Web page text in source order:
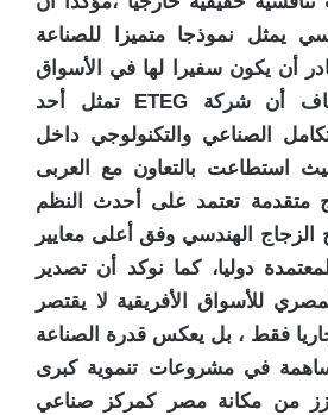
يمثل نموذجا متميزا للصناعة
أن يكون سفيرا لها في الأسواق
الأفريقية ،كما اضاف أن شركة ETEG تمثل أحد
الصناعي والتكنولوجي داخل
استطاعت بالتعاون مع العربى
متقدمة تعتمد على أحدث النظم
الزجاج الهندسي وفق أعلى معايير
دوليا، كما نوكد أن تصدير
للأسواق الأفريقية لا يقتصر
فقط ، بل يعكس قدرة الصناعة
في مشروعات تنموية كبرى
من مكانة مصر كمركز صناعي